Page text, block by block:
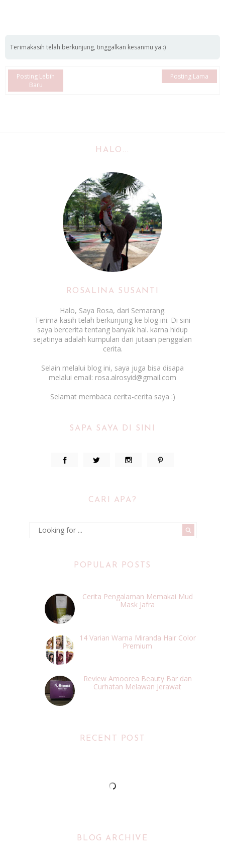
Terimakasih telah berkunjung, tinggalkan kesanmu ya :)
Posting Lebih
Baru
Posting Lama
HALO...
ROSALINA SUSANTI
Halo, Saya Rosa, dari Semarang.
Terima kasih telah berkunjung ke blog ini. Di sini
saya bercerita tentang banyak hal. karna hidup
sejatinya adalah kumpulan dari jutaan penggalan
cerita.
Selain melalui blog ini, saya juga bisa disapa
melalui email: rosa.alrosyid@gmail.com
Selamat membaca cerita-cerita saya :)
SAPA SAYA DI SINI
CARI APA?
POPULAR POSTS
Cerita Pengalaman Memakai Mud
Mask Jafra
14 Varian Warna Miranda Hair Color
Premium
Review Amoorea Beauty Bar dan
Curhatan Melawan Jerawat
RECENT POST
BLOG ARCHIVE